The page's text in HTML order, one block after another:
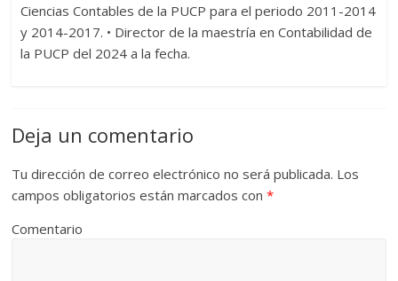
Ciencias Contables de la PUCP para el periodo 2011-2014
y 2014-2017. • Director de la maestría en Contabilidad de
la PUCP del 2024 a la fecha.
Deja un comentario
Tu dirección de correo electrónico no será publicada. Los
campos obligatorios están marcados con*
Comentario